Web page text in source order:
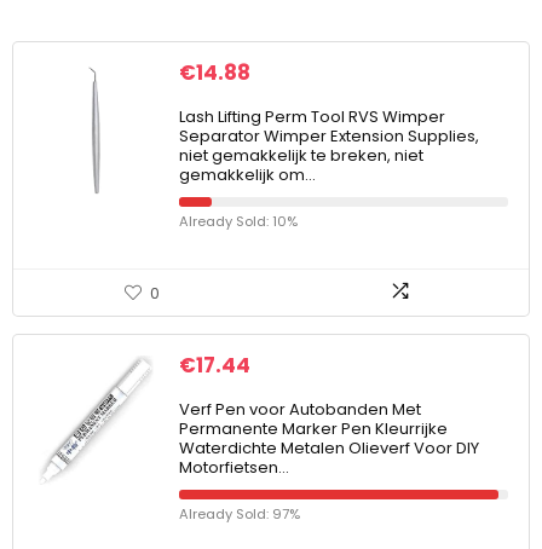
€14.88
Lash Lifting Perm Tool RVS Wimper
Separator Wimper Extension Supplies,
niet gemakkelijk te breken, niet
gemakkelijk om…
Already Sold: 10%
0
€17.44
Verf Pen voor Autobanden Met
Permanente Marker Pen Kleurrijke
Waterdichte Metalen Olieverf Voor DIY
Motorfietsen…
Already Sold: 97%